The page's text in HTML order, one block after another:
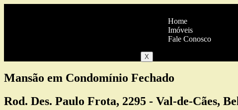
Home
Imóveis
Fale Conosco
X
Mansão em Condomínio Fechado
Rod. Des. Paulo Frota, 2295 - Val-de-Cães,